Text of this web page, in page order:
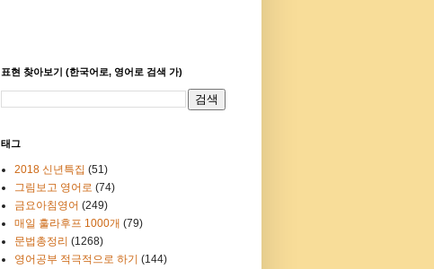
표현 찾아보기 (한국어로, 영어로 검색 가)
태그
2018 신년특집 (51)
그림보고 영어로 (74)
금요아침영어 (249)
매일 훌라후프 1000개 (79)
문법총정리 (1268)
영어공부 적극적으로 하기 (144)